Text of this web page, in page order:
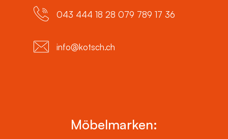
043 444 18 28 079 789 17 36
info@kotsch.ch
Möbelmarken: